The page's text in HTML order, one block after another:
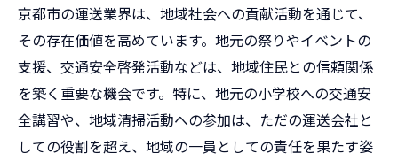
京都市の運送業界は、地域社会への貢献活動を通じて、
その存在価値を高めています。地元の祭りやイベントの
支援、交通安全啓発活動などは、地域住民との信頼関係
を築く重要な機会です。特に、地元の小学校への交通安
全講習や、地域清掃活動への参加は、ただの運送会社と
しての役割を超え、地域の一員としての責任を果たす姿